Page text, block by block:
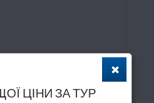
Art RoomЦІНИ ЗА ТУР